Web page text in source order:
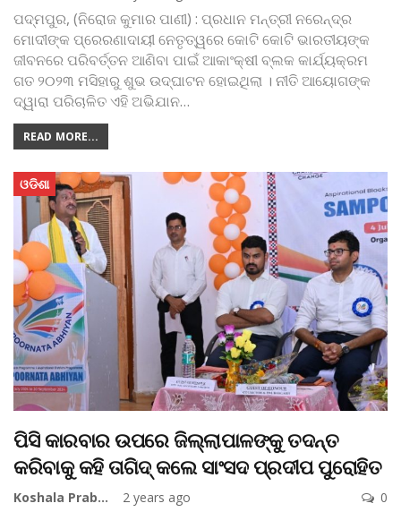
ପଦ୍ମପୁର, (ନିରୋଜ କୁମାର ପାଣୀ) : ପ୍ରଧାନ ମନ୍ତ୍ରୀ ନରେନ୍ଦ୍ର
ମୋଦୀଙ୍କ ପ୍ରେରଣାଦାୟୀ ନେତୃତ୍ୱରେ କୋଟି କୋଟି ଭାରତୀୟଙ୍କ
ଜୀବନରେ ପରିବର୍ତ୍ତନ ଆଣିବା ପାଇଁ ଆକାଂକ୍ଷୀ ବ୍ଲକ କାର୍ଯ୍ୟକ୍ରମ
ଗତ ୨୦୨୩ ମସିହାରୁ ଶୁଭ ଉଦ୍‌ଘାଟନ ହୋଇଥିଲା । ନୀତି ଆୟୋଗଙ୍କ
ଦ୍ୱାରା ପରିଚାଳିତ ଏହି ଅଭିଯାନ…
READ MORE...
ଓଡିଶା
ପିସି କାରବାର ଉପରେ ଜିଲ୍ଲାପାଳଙ୍କୁ ତଦନ୍ତ
କରିବାକୁ କହି ତାଗିଦ୍ କଲେ ସାଂସଦ ପ୍ରଦୀପ ପୁରୋହିତ
Koshala Prabaha 2 years ago 0